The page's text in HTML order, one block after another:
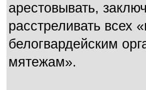
арестовывать,
расстреливать всех
белогвардейским
мятежам».